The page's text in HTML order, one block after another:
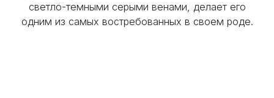
светло-темными серыми венами, делает его
одним из самых востребованных в своем роде.